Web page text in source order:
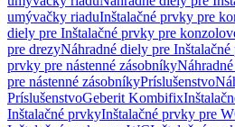
umývačky riaduInštalačné prvky pre
diely pre Inštalačné prvky pre
pre drezyNáhradné diely pre
prvky pre nástenné zásobníky
pre nástenné zásobníkyPríslušenstvo
PríslušenstvoGeberit Kombifix
Inštalačné prvkyInštalačné prvky pre